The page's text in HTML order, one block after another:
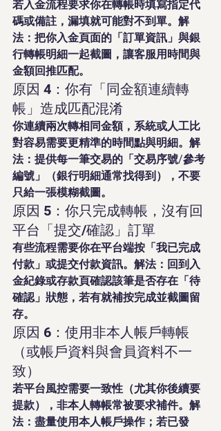
若入金流程要求你在轉帳時填寫指定代
碼或備註，漏填就可能對不到單。解
法：把你入金頁面的「訂單資訊」與銀
行轉帳明細一起截圖，讓客服用時間與
金額回推匹配。
原因 4：你有「同金額連續轉
帳」造成匹配混淆
你連續兩次轉相同金額，系統或人工比
對容易需要更精準的時間點與明細。解
法：提供每一筆交易的「交易序號/參考
編號」（銀行明細通常找得到），不要
只給一張模糊截圖。
原因 5：你只完成轉帳，沒有回
平台「提交/確認」訂單
有些流程需要你在平台端按「我已完成
付款」或提交付款資訊。解法：回到入
金紀錄或存款頁確認該筆是否存在「待
確認」狀態，若有就補按完成並截圖留
存。
原因 6：使用非本人帳戶轉帳
（或帳戶資料與會員資料不一
致）
若平台風控需要一致性（尤其你後續要
提款），非本人轉帳常被要求補件。解
法：盡量使用本人帳戶操作；若已發